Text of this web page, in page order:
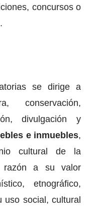
concursos o
se dirige a
divulgación y
e inmuebles,
cultural de la
razón a su valor
etnográfico,
uso social, cultural